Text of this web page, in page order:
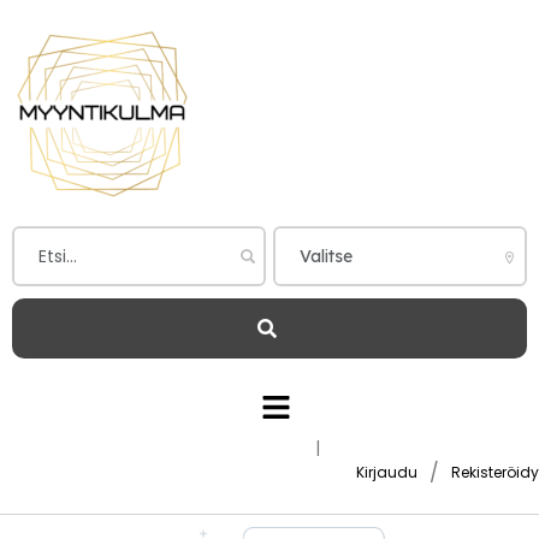
|
Kirjaudu / Rekisteröidy